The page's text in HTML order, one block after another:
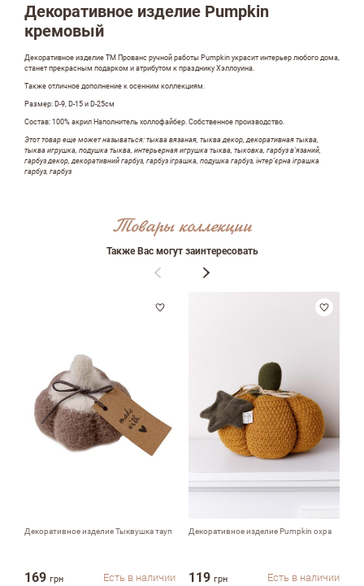
Декоративное изделие Pumpkin
кремовый
Декоративное изделие ТМ Прованс ручной работы Pumpkin украсит интерьер любого дома,
станет прекрасным подарком и атрибутом к празднику Хэллоуина.
Также отличное дополнение к осенним коллекциям.
Размер: D-9, D-15 и D-25см
Состав: 100% акрил Наполнитель холлофайбер. Собственное производство.
Этот товар еще может называться: тыква вязаная, тыква декор, декоративная тыква,
тыква игрушка, подушка тыква, интерьерная игрушка тыква, тыковка, гарбуз в'язаний,
гарбуз декор, декоративний гарбуз, гарбуз іграшка, подушка гарбуз, інтер'єрна іграшка
гарбуз, гарбуз
Товары коллекции
Также Вас могут заинтересовать
Декоративное изделие Тыквушка тауп
169 грн Есть в наличии
Декоративное изделие Pumpkin охра
119 грн Есть в наличии
Оставить отзыв
ФИО
email
Достоинства
Недостатки